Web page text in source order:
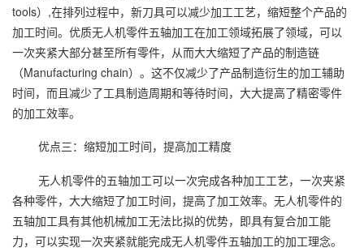
tools）,在排列过程中，新刀具可以减少加工工艺，缩短整个产品的
加工时间。优质无人机零件五轴加工在加工领域拓展了领域，可以
一次夹紧大部分甚至所有零件，从而大大缩短了产品的制造链
（Manufacturing chain）。这不仅减少了产品制造衍生的加工辅助
时间，而且减少了工具制造周期和等待时间，大大提高了精密零件
的加工效率。
优点三：缩短加工时间，提高加工精度
无人机零件的五轴加工可以一次完成各种加工工艺，一次夹紧
各种零件，大大缩短了加工时间，提高了加工效率。无人机零件的
五轴加工具有其他机械加工无法比拟的优势，即具有复合加工能
力，可以实现一次夹紧就能完成无人机零件五轴加工的加工理念。